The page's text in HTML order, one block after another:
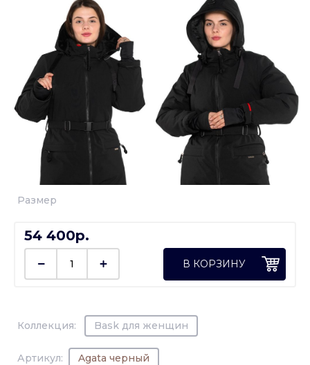
Коллекция: Bask для женщин
Артикул: Agata черный
Размер
54 400p.
В КОРЗИНУ